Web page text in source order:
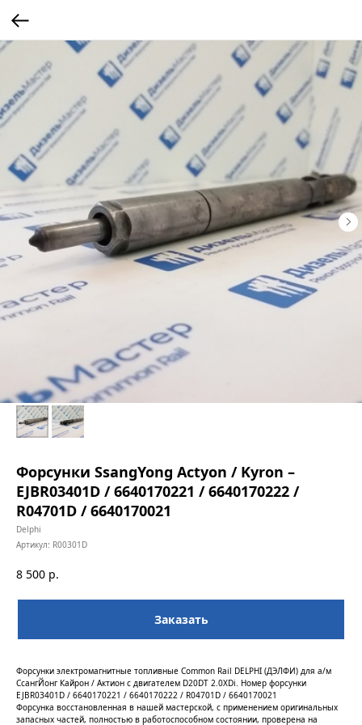
Форсунки SsangYong Actyon / Kyron –
EJBR03401D / 6640170221 / 6640170222 /
R04701D / 6640170021
Delphi
Артикул: R00301D
8 500 р.
Заказать
Форсунки электромагнитные топливные Common Rail DELPHI (ДЭЛФИ) для а/м
СсангЙонг Кайрон / Актион с двигателем D20DT 2.0XDi. Номер форсунки
EJBR03401D / 6640170221 / 6640170222 / R04701D / 6640170021
Форсунка восстановленная в нашей мастерской, с применением оригинальных
запасных частей, полностью в работоспособном состоянии, проверена на